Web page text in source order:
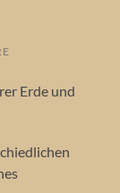
Erde und